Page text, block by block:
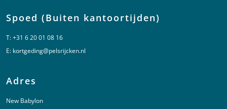
Spoed (Buiten kantoortijden)
T:+31 6 20 01 08 16
E: kortgeding@pelsrijcken.nl
Adres
New Babylon